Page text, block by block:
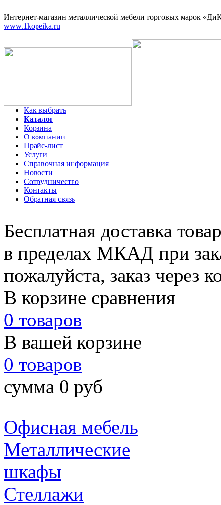
Интернет-магазин металлической мебели торговых марок
www.1kopeika.ru
Как выбрать
Каталог
Корзина
О компании
Прайс-лист
Услуги
Справочная информация
Новости
Сотрудничество
Контакты
Обратная связь
Бесплатная доставка
в пределах МКАД при
пожалуйста, заказ через
В корзине сравнения
0 товаров
В вашей корзине
0 товаров
сумма 0 руб
Офисная мебель
Металлические
шкафы
Стеллажи